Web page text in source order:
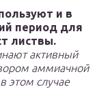
и в
период для
листвы.
активный
аммиачной
этом случае